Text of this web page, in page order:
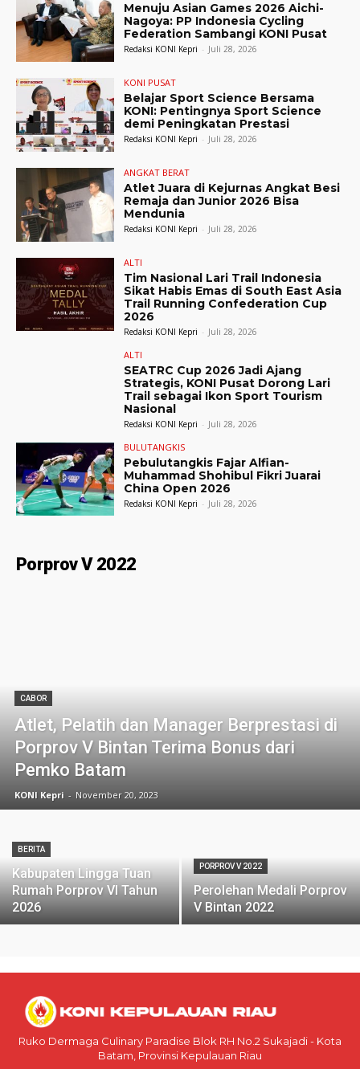
Menuju Asian Games 2026 Aichi-
Nagoya: PP Indonesia Cycling
Federation Sambangi KONI Pusat
Redaksi KONI Kepri - Juli 28, 2026
KONI PUSAT
Belajar Sport Science Bersama
KONI: Pentingnya Sport Science
demi Peningkatan Prestasi
Redaksi KONI Kepri - Juli 28, 2026
ANGKAT BERAT
Atlet Juara di Kejurnas Angkat Besi
Remaja dan Junior 2026 Bisa
Mendunia
Redaksi KONI Kepri - Juli 28, 2026
ALTI
Tim Nasional Lari Trail Indonesia
Sikat Habis Emas di South East Asia
Trail Running Confederation Cup
2026
Redaksi KONI Kepri - Juli 28, 2026
ALTI
SEATRC Cup 2026 Jadi Ajang
Strategis, KONI Pusat Dorong Lari
Trail sebagai Ikon Sport Tourism
Nasional
Redaksi KONI Kepri - Juli 28, 2026
BULUTANGKIS
Pebulutangkis Fajar Alfian-
Muhammad Shohibul Fikri Juarai
China Open 2026
Redaksi KONI Kepri - Juli 28, 2026
Porprov V 2022
CABOR
Atlet, Pelatih dan Manager Berprestasi di
Porprov V Bintan Terima Bonus dari
Pemko Batam
KONI Kepri - November 20, 2023
BERITA
Kabupaten Lingga Tuan
Rumah Porprov VI Tahun
2026
PORPROV V 2022
Perolehan Medali Porprov
V Bintan 2022
Ruko Dermaga Culinary Paradise Blok RH No.2 Sukajadi - Kota
Batam, Provinsi Kepulauan Riau